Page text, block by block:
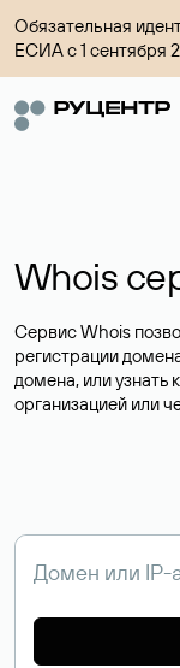
Обязательная
ЕСИА с 1 сентября
Whois
Сервис Whois
регистрации
домена, или узнать
организацией или